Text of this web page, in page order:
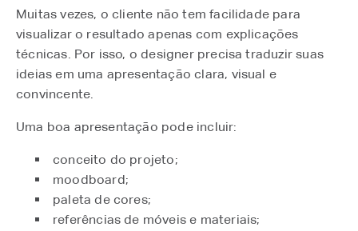
Muitas vezes, o cliente não tem facilidade para
visualizar o resultado apenas com explicações
técnicas. Por isso, o designer precisa traduzir suas
ideias em uma apresentação clara, visual e
convincente.
Uma boa apresentação pode incluir:
conceito do projeto;
moodboard;
paleta de cores;
referências de móveis e materiais;